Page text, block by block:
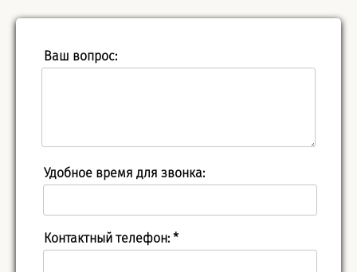
Ваш вопрос:
Удобное время для звонка:
Контактный телефон: *